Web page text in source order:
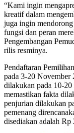
“Kami ingin
kreatif dalam
juga ingin
fungsi dan peran
Pengembangan
rilis resminya.
Pendaftaran
pada 3-20 November
dilakukan pada 10-
memastikan fakta
penjurian dilakukan
pemenang
disediakan adalah Rp